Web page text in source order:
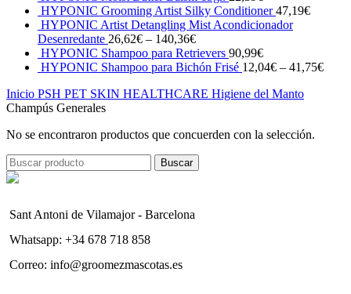
HYPONIC Grooming Artist Silky Conditioner47,19€
HYPONIC Artist Detangling Mist Acondicionador
Desenredante 26,62€ – 140,36€
HYPONIC Shampoo para Retrievers 90,99€
HYPONIC Shampoo para Bichón Frisé 12,04€ – 41,75€
Inicio PSH PET SKIN HEALTHCARE Higiene del Manto
Champús Generales
No se encontraron productos que concuerden con la selección.
Buscar
Sant Antoni de Vilamajor - Barcelona
Whatsapp: +34 678 718 858
Correo: info@groomezmascotas.es